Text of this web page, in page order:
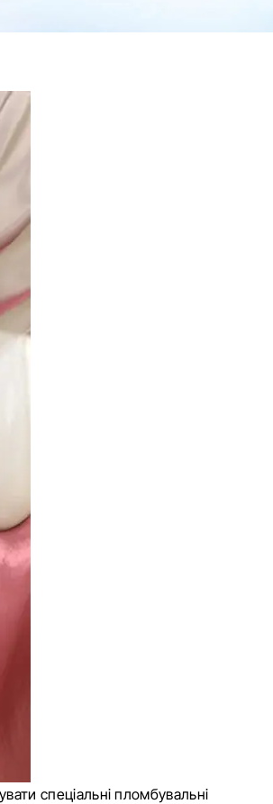
спеціальні пломбувальні